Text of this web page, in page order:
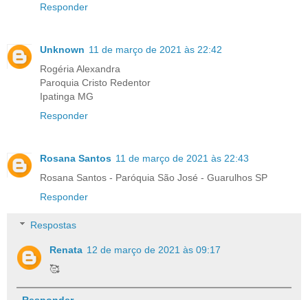
Responder
Unknown 11 de março de 2021 às 22:42
Rogéria Alexandra
Paroquia Cristo Redentor
Ipatinga MG
Responder
Rosana Santos 11 de março de 2021 às 22:43
Rosana Santos - Paróquia São José - Guarulhos SP
Responder
Respostas
Renata 12 de março de 2021 às 09:17
🥰